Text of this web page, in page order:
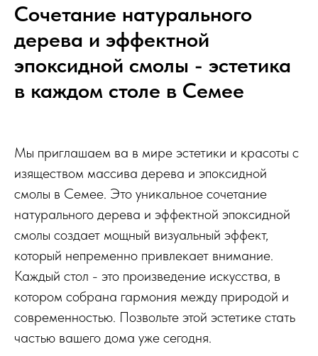
Сочетание натурального
дерева и эффектной
эпоксидной смолы - эстетика
в каждом столе в Семее
Мы приглашаем ва в мире эстетики и красоты с
изяществом массива дерева и эпоксидной
смолы в Семее. Это уникальное сочетание
натурального дерева и эффектной эпоксидной
смолы создает мощный визуальный эффект,
который непременно привлекает внимание.
Каждый стол - это произведение искусства, в
котором собрана гармония между природой и
современностью. Позвольте этой эстетике стать
частью вашего дома уже сегодня.